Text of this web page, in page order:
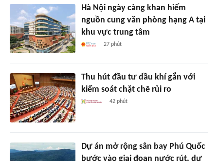
Hà Nội ngày càng khan hiếm
nguồn cung văn phòng hạng A tại
khu vực trung tâm
27 phút
Thu hút đầu tư dầu khí gắn với
kiểm soát chặt chẽ rủi ro
42 phút
Dự án mở rộng sân bay Phú Quốc
bước vào giai đoạn nước rút, dự